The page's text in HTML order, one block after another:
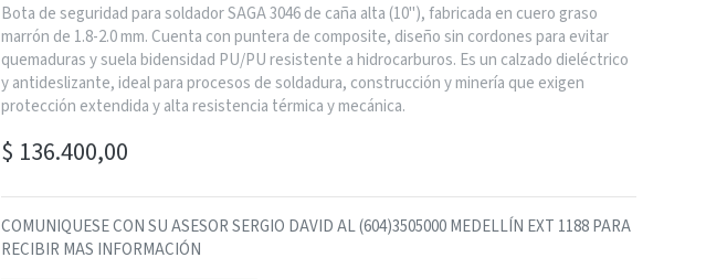
Bota de seguridad para soldador SAGA 3046 de caña alta (10"), fabricada en cuero graso
marrón de 1.8-2.0 mm. Cuenta con puntera de composite, diseño sin cordones para evitar
quemaduras y suela bidensidad PU/PU resistente a hidrocarburos. Es un calzado dieléctrico
y antideslizante, ideal para procesos de soldadura, construcción y minería que exigen
protección extendida y alta resistencia térmica y mecánica.
$ 136.400,00
COMUNIQUESE CON SU ASESOR SERGIO DAVID AL (604)3505000 MEDELLÍN EXT 1188 PARA
RECIBIR MAS INFORMACIÓN